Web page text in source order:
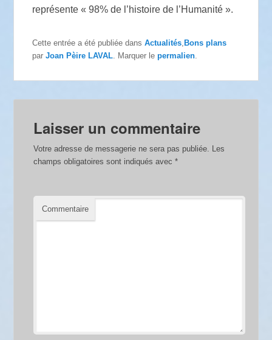
représente « 98% de l’histoire de l’Humanité ».
Cette entrée a été publiée dansActualités ,Bons plans
parJoan Pèire LAVAL . Marquer lepermalien
Laisser un commentaire
Votre adresse de messagerie ne sera pas publiée. Les
champs obligatoires sont indiqués avec*
Commentaire